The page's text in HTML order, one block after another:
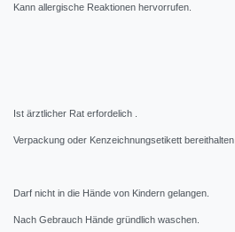
Kann allergische Reaktionen hervorrufen.
Ist ärztlicher Rat erfordelich .
Verpackung oder Kenzeichnungsetikett bereithalten .
Darf nicht in die Hände von Kindern gelangen.
Nach Gebrauch Hände gründlich waschen.